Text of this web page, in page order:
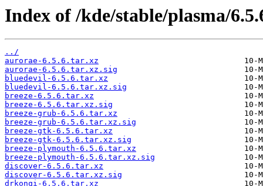
Index of /kde/stable/plasma/
../
aurorae-6.5.6.tar.xz
aurorae-6.5.6.tar.xz.sig
bluedevil-6.5.6.tar.xz
bluedevil-6.5.6.tar.xz.sig
breeze-6.5.6.tar.xz
breeze-6.5.6.tar.xz.sig
breeze-grub-6.5.6.tar.xz
breeze-grub-6.5.6.tar.xz.sig
breeze-gtk-6.5.6.tar.xz
breeze-gtk-6.5.6.tar.xz.sig
breeze-plymouth-6.5.6.tar.xz
breeze-plymouth-6.5.6.tar.xz.sig
discover-6.5.6.tar.xz
discover-6.5.6.tar.xz.sig
drkonqi-6.5.6.tar.xz